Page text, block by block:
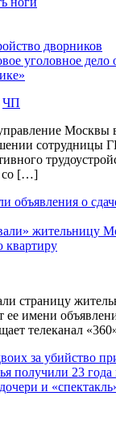
уголовное
ЧП
Москвы
со […]
жительницу
квартиру
страницу
ее имени
телеканал
получили 23
и